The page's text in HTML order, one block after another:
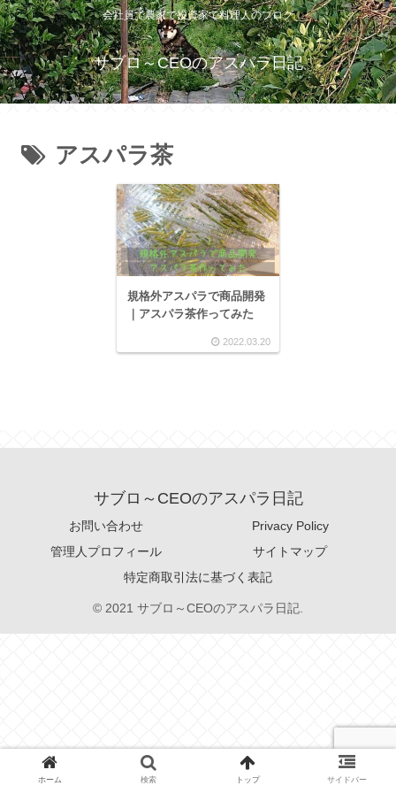
会社員で農家で投資家で料理人のブログ
サブロ～CEOのアスパラ日記
アスパラ茶
規格外アスパラで商品開発
｜アスパラ茶作ってみた
2022.03.20
サブロ～CEOのアスパラ日記
お問い合わせ
Privacy Policy
管理人プロフィール
サイトマップ
特定商取引法に基づく表記
© 2021 サブロ～CEOのアスパラ日記.
ホーム 検索 トップ サイドバー